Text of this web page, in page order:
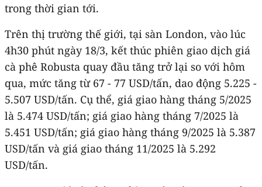
trong thời gian tới.
Trên thị trường thế giới, tại sàn London, vào lúc
4h30 phút ngày 18/3, kết thúc phiên giao dịch giá
cà phê Robusta quay đầu tăng trở lại so với hôm
qua, mức tăng từ 67 - 77 USD/tấn, dao động 5.225 -
5.507 USD/tấn. Cụ thể, giá giao hàng tháng 5/2025
là 5.474 USD/tấn; giá giao hàng tháng 7/2025 là
5.451 USD/tấn; giá giao hàng tháng 9/2025 là 5.387
USD/tấn và giá giao tháng 11/2025 là 5.292
USD/tấn.